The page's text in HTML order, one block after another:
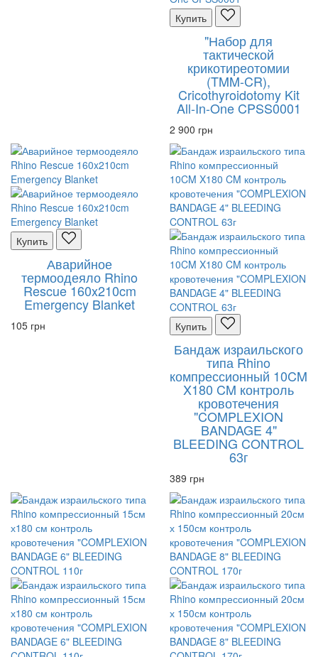
Купить
"Набор для
тактической
крикотиреотомии
(TMM-CR),
Cricothyroidotomy Kit
All-In-One CPSS0001
2 900 грн
Купить
Аварийное
термоодеяло Rhino
Rescue 160x210cm
Emergency Blanket
105 грн Купить
Бандаж израильского
типа Rhino
компрессионный 10CM
X180 CM контроль
кровотечения
"COMPLEXION
BANDAGE 4"
BLEEDING CONTROL
63г
389 грн